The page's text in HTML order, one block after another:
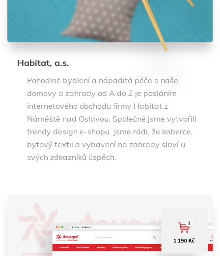
Habitat, a.s.
Pohodlné bydlení a nápaditá péče o naše
domovy a zahrady od A do Z je posláním
internetového obchodu firmy Habitat z
Náměště nad Oslavou. Společně jsme vytvořili
trendy design e-shopu. Jsme rádi, že koberce,
bytový textil a vybavení na zahrady slaví u
svých zákazníků úspěch.